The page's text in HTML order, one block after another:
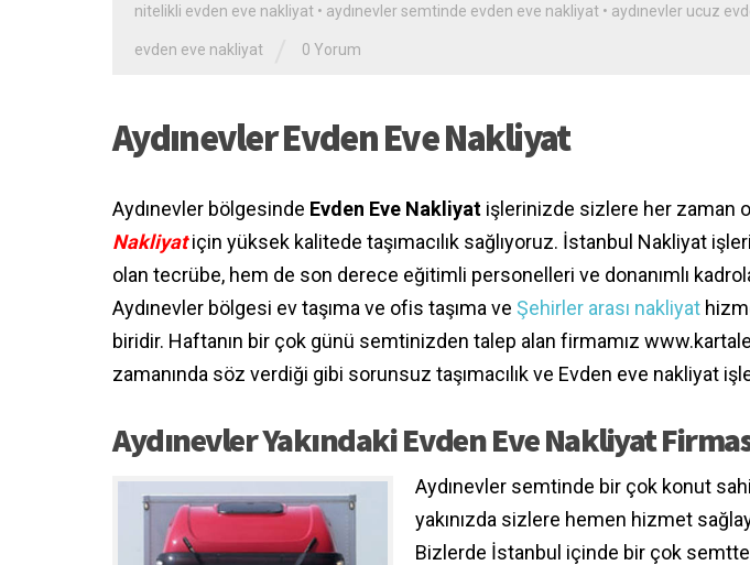
nitelikli evden eve nakliyat • aydınevler semtinde evden eve nakliyat • aydınevler ucuz
evden eve nakliyat 0 Yorum
Aydınevler Evden Eve Nakliyat
Aydınevler bölgesinde Evden Eve Nakliyat işlerinizde sizlere her zaman
Nakliyatiçin yüksek kalitede taşımacılık sağlıyoruz. İstanbul Nakliyat
olan tecrübe, hem de son derece eğitimli personelleri ve donanımlı
Aydınevler bölgesi ev taşıma ve ofis taşıma ve Şehirler arası nakliyat
biridir. Haftanın bir çok günü semtinizden talep alan firmamız
zamanında söz verdiği gibi sorunsuz taşımacılık ve Evden eve nakliyat
Aydınevler Yakındaki Evden Eve Nakliyat
Aydınevler semtinde bir çok konut
yakınızda sizlere hemen hizmet
Bizlerde İstanbul içinde bir çok